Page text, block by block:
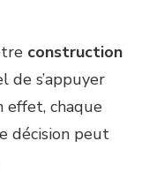
construction
de s’appuyer
effet, chaque
décision peut